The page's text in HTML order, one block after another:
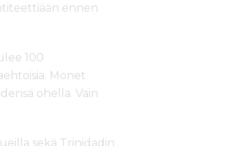
ennen
100
Monet
ohella. Vain
sekä Trinidadin